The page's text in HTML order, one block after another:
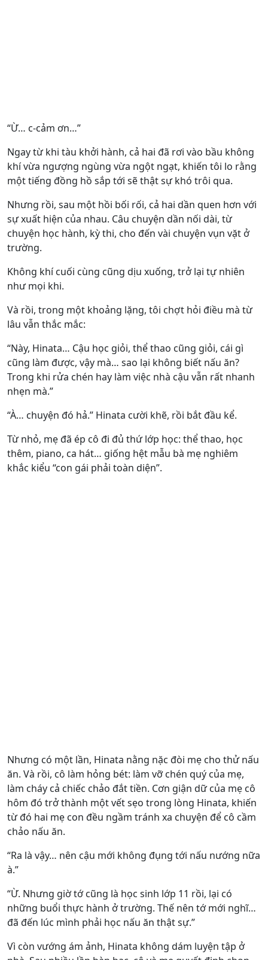
“Ừ… c-cảm ơn…”
Ngay từ khi tàu khởi hành, cả hai đã rơi vào bầu không
khí vừa ngượng ngùng vừa ngột ngạt, khiến tôi lo rằng
một tiếng đồng hồ sắp tới sẽ thật sự khó trôi qua.
Nhưng rồi, sau một hồi bối rối, cả hai dần quen hơn với
sự xuất hiện của nhau. Câu chuyện dần nối dài, từ
chuyện học hành, kỳ thi, cho đến vài chuyện vụn vặt ở
trường.
Không khí cuối cùng cũng dịu xuống, trở lại tự nhiên
như mọi khi.
Và rồi, trong một khoảng lặng, tôi chợt hỏi điều mà từ
lâu vẫn thắc mắc:
“Này, Hinata… Cậu học giỏi, thể thao cũng giỏi, cái gì
cũng làm được, vậy mà… sao lại không biết nấu ăn?
Trong khi rửa chén hay làm việc nhà cậu vẫn rất nhanh
nhẹn mà.”
“À… chuyện đó hả.” Hinata cười khẽ, rồi bắt đầu kể.
Từ nhỏ, mẹ đã ép cô đi đủ thứ lớp học: thể thao, học
thêm, piano, ca hát… giống hệt mẫu bà mẹ nghiêm
khắc kiểu “con gái phải toàn diện”.
Nhưng có một lần, Hinata nằng nặc đòi mẹ cho thử nấu
ăn. Và rồi, cô làm hỏng bét: làm vỡ chén quý của mẹ,
làm cháy cả chiếc chảo đắt tiền. Cơn giận dữ của mẹ cô
hôm đó trở thành một vết sẹo trong lòng Hinata, khiến
từ đó hai mẹ con đều ngầm tránh xa chuyện để cô cầm
chảo nấu ăn.
“Ra là vậy… nên cậu mới không đụng tới nấu nướng nữa
à.”
“Ừ. Nhưng giờ tớ cũng là học sinh lớp 11 rồi, lại có
những buổi thực hành ở trường. Thế nên tớ mới nghĩ…
đã đến lúc mình phải học nấu ăn thật sự.”
Vì còn vướng ám ảnh, Hinata không dám luyện tập ở